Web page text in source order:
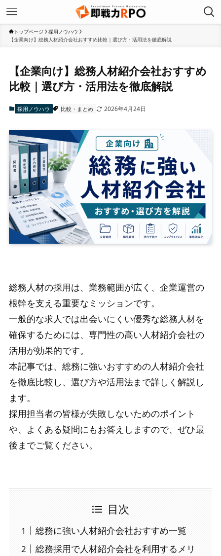
トップページ
採用ノウハウ
【企業向け】総務人材紹介会社おすすめ比較｜選び方・活用法を徹底解説
【企業向け】総務人材紹介会社おすすめ
比較｜選び方・活用法を徹底解説
採用ノウハウ 比較・まとめ 2026年4月24日
総務人材の採用は、業務範囲が広く、企業運営の
根幹を支える重要なミッションです。
一般的な求人では出会いにくい優秀な総務人材を
確保するためには、専門性の高い人材紹介会社の
活用が効果的です。
本記事では、総務に強いおすすめの人材紹介会社
を徹底比較し、選び方や活用法まで詳しく解説し
ます。
採用担当者の皆様が失敗しないためのポイント
や、よくある疑問にもお答えしますので、ぜひ最
後までご覧ください。
目次
総務に強い人材紹介会社おすすめ一覧
総務採用で人材紹介会社を利用するメリ